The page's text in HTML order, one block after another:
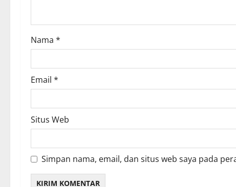
n
Nama *
Email *
Situs Web
Simpan nama, email, dan situs web saya pada